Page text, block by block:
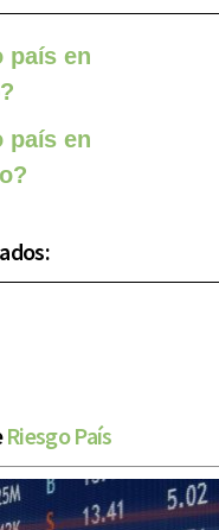
país en
país en
Riesgo País